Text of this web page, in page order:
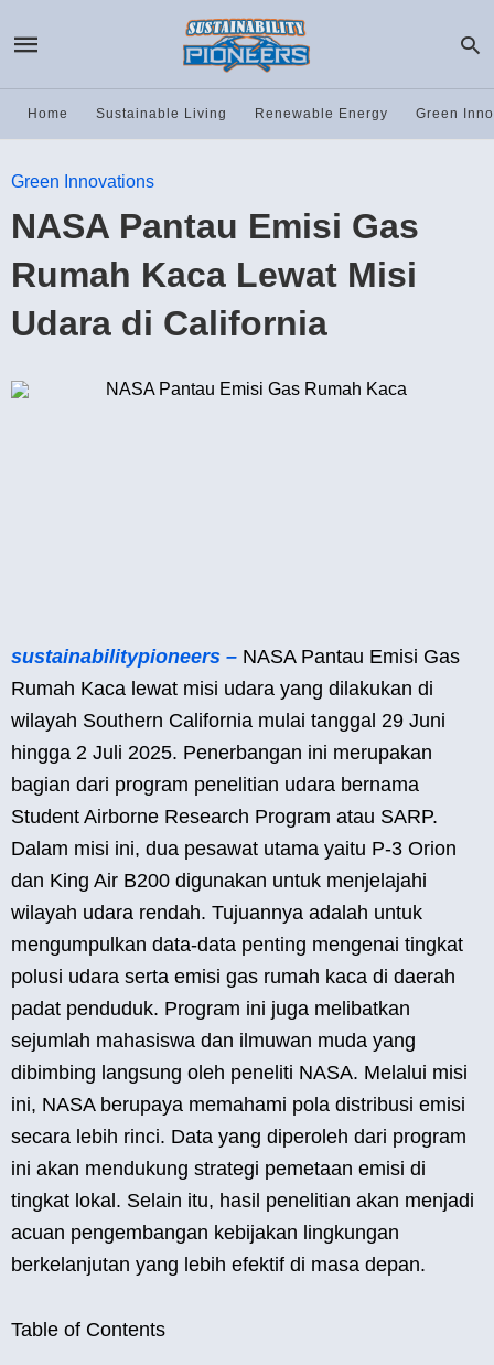
Home Sustainable Living Renewable Energy Green
Green Innovations
NASA Pantau Emisi Gas
Rumah Kaca Lewat Misi
Udara di California
sustainabilitypioneers – NASA Pantau Emisi Gas
Rumah Kaca lewat misi udara yang dilakukan di
wilayah Southern California mulai tanggal 29 Juni
hingga 2 Juli 2025. Penerbangan ini merupakan
bagian dari program penelitian udara bernama
Student Airborne Research Program atau SARP.
Dalam misi ini, dua pesawat utama yaitu P-3 Orion
dan King Air B200 digunakan untuk menjelajahi
wilayah udara rendah. Tujuannya adalah untuk
mengumpulkan data-data penting mengenai tingkat
polusi udara serta emisi gas rumah kaca di daerah
padat penduduk. Program ini juga melibatkan
sejumlah mahasiswa dan ilmuwan muda yang
dibimbing langsung oleh peneliti NASA. Melalui misi
ini, NASA berupaya memahami pola distribusi emisi
secara lebih rinci. Data yang diperoleh dari program
ini akan mendukung strategi pemetaan emisi di
tingkat lokal. Selain itu, hasil penelitian akan menjadi
acuan pengembangan kebijakan lingkungan
berkelanjutan yang lebih efektif di masa depan.
Table of Contents